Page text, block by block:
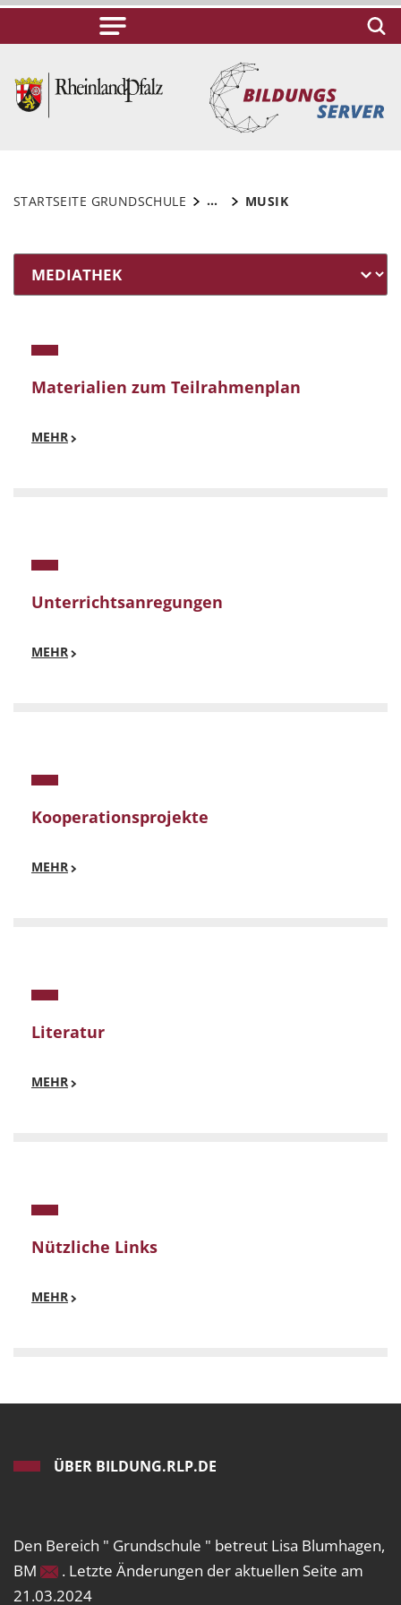
STARTSEITE GRUNDSCHULE ... MUSIK
Materialien zum Teilrahmenplan
MEHR
Unterrichtsanregungen
MEHR
Kooperationsprojekte
MEHR
Literatur
MEHR
Nützliche Links
MEHR
ÜBER BILDUNG.RLP.DE
Den Bereich " Grundschule " betreut Lisa Blumhagen,
BM
. Letzte Änderungen der aktuellen Seite am
21.03.2024